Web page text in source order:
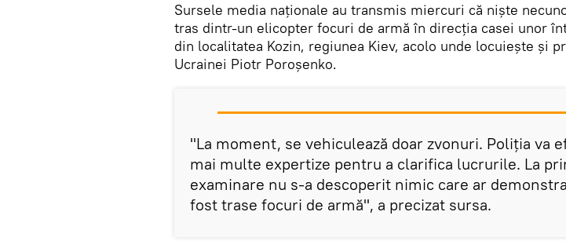
Sursele media naționale au transmis miercuri că niște
tras dintr-un elicopter focuri de armă în direcția casei unor
din localitatea Kozin, regiunea Kiev, acolo unde locuiește și
Ucrainei Piotr Poroșenko.
"La moment, se vehiculează doar zvonuri. Poliția va
mai multe expertize pentru a clarifica lucrurile. La
examinare nu s-a descoperit nimic care ar
fost trase focuri de armă", a precizat sursa.